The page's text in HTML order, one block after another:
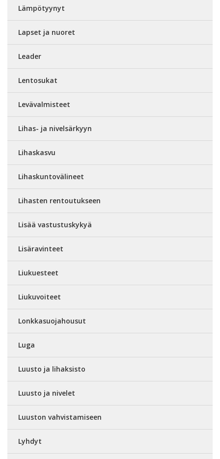
Lämpötyynyt
Lapset ja nuoret
Leader
Lentosukat
Levävalmisteet
Lihas- ja nivelsärkyyn
Lihaskasvu
Lihaskuntovälineet
Lihasten rentoutukseen
Lisää vastustuskykyä
Lisäravinteet
Liukuesteet
Liukuvoiteet
Lonkkasuojahousut
Luga
Luusto ja lihaksisto
Luusto ja nivelet
Luuston vahvistamiseen
Lyhdyt